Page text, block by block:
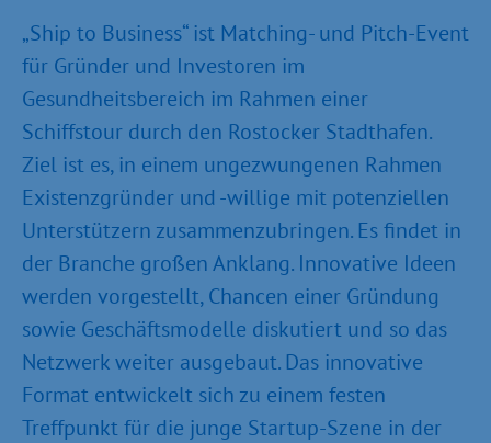
„Ship to Business“ ist Matching- und Pitch-Event
für Gründer und Investoren im
Gesundheitsbereich im Rahmen einer
Schiffstour durch den Rostocker Stadthafen.
Ziel ist es, in einem ungezwungenen Rahmen
Existenzgründer und -willige mit potenziellen
Unterstützern zusammenzubringen. Es findet in
der Branche großen Anklang. Innovative Ideen
werden vorgestellt, Chancen einer Gründung
sowie Geschäftsmodelle diskutiert und so das
Netzwerk weiter ausgebaut. Das innovative
Format entwickelt sich zu einem festen
Treffpunkt für die junge Startup-Szene in der